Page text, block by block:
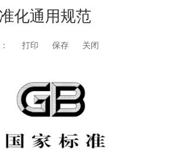
化通用规范
打印 保存 关闭